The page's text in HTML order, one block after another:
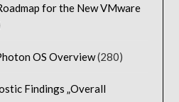
for the New VMware
OS Overview(280)
Findings „Overall